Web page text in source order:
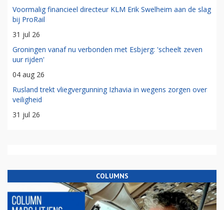
Voormalig financieel directeur KLM Erik Swelheim aan de slag
bij ProRail
31 jul 26
Groningen vanaf nu verbonden met Esbjerg: 'scheelt zeven
uur rijden'
04 aug 26
Rusland trekt vliegvergunning Izhavia in wegens zorgen over
veiligheid
31 jul 26
COLUMNS